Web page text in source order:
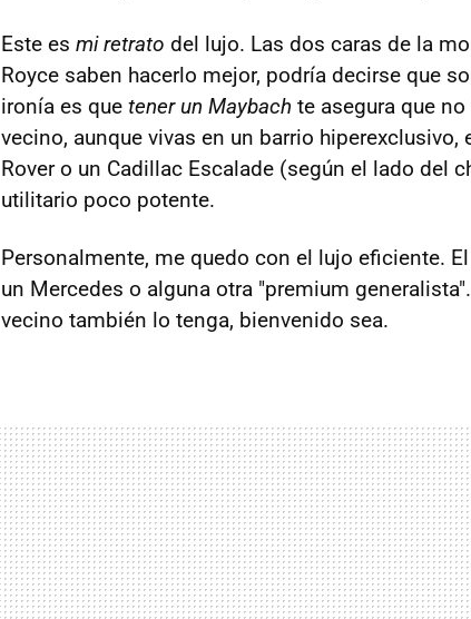
Este es mi retrato del lujo. Las dos caras de la
Royce saben hacerlo mejor, podría decirse que
ironía es que tener un Maybach te asegura que
vecino, aunque vivas en un barrio hiperexclusivo,
Rover o un Cadillac Escalade (según el lado del
utilitario poco potente.
Personalmente, me quedo con el lujo eficiente.
un Mercedes o alguna otra "premium
vecino también lo tenga, bienvenido sea.